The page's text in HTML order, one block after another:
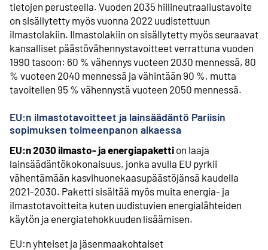
tietojen perusteella. Vuoden 2035 hiilineutraaliustavoite
on sisällytetty myös vuonna 2022 uudistettuun
ilmastolakiin. Ilmastolakiin on sisällytetty myös seuraavat
kansalliset päästövähennystavoitteet verrattuna vuoden
1990 tasoon: 60 % vähennys vuoteen 2030 mennessä, 80
% vuoteen 2040 mennessä ja vähintään 90 %, mutta
tavoitellen 95 % vähennystä vuoteen 2050 mennessä.
EU:n ilmastotavoitteet ja lainsäädäntö Pariisin
sopimuksen toimeenpanon alkaessa
EU:n 2030 ilmasto- ja energiapaketti on laaja
lainsäädäntökokonaisuus, jonka avulla EU pyrkii
vähentämään kasvihuonekaasupäästöjänsä kaudella
2021-2030. Paketti sisältää myös muita energia- ja
ilmastotavoitteita kuten uudistuvien energialähteiden
käytön ja energiatehokkuuden lisäämisen.
EU:n yhteiset ja jäsenmaakohtaiset